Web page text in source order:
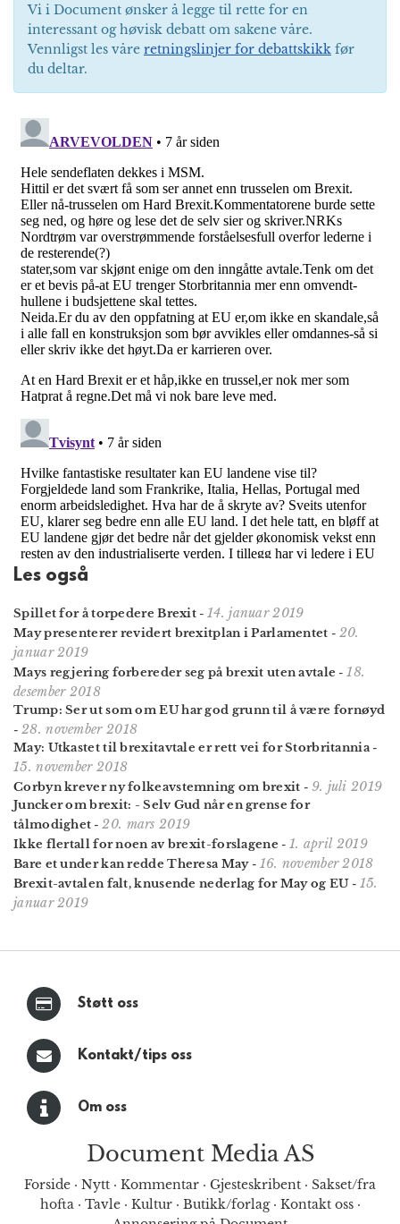
Vi i Document ønsker å legge til rette for en
interessant og høvisk debatt om sakene våre.
Vennligst les våre retningslinjer for debattskikk før
du deltar.
Les også
Spillet for å torpedere Brexit - 14. januar 2019
May presenterer revidert brexitplan i Parlamentet - 20.
januar 2019
Mays regjering forbereder seg på brexit uten avtale -18.
desember 2018
Trump: Ser ut som om EU har god grunn til å være fornøyd
- 28. november 2018
May: Utkastet til brexit­avtale er rett vei for Stor­britannia -
15. november 2018
Corbyn krever ny folkeavstemning om brexit - 9. juli 2019
Juncker om brexit: - Selv Gud når en grense for
tålmodighet -20. mars 2019
Ikke flertall for noen av brexit-forslagene - 1. april 2019
Bare et under kan redde Theresa May- 16. november 2018
Brexit-avtalen falt, knusende nederlag for May og EU- 15.
januar 2019
Støtt oss
Kontakt/tips oss
Om oss
Document Media AS
Forside · Nytt · Kommentar · Gjesteskribent · Sakset/fra
hofta· Tavle· Kultur· Butikk/forlag· Kontakt oss·